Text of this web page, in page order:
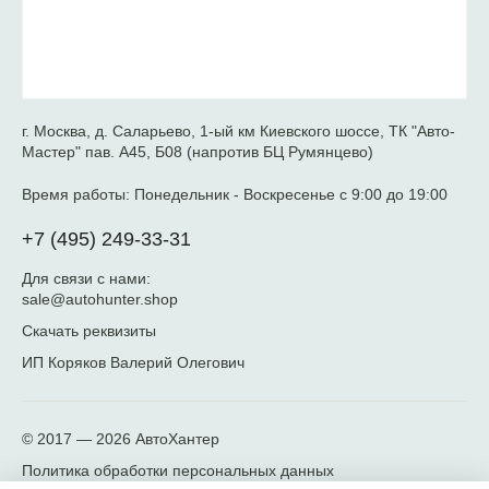
г. Москва, д. Саларьево, 1-ый км Киевского шоссе, ТК "Авто-
Мастер" пав. А45, Б08 (напротив БЦ Румянцево)
Время работы: Понедельник - Воскресенье с 9:00 до 19:00
+7 (495) 249-33-31
Для связи с нами:
sale@autohunter.shop
Скачать реквизиты
ИП Коряков Валерий Олегович
© 2017 — 2026 АвтоХантер
Политика обработки персональных данных